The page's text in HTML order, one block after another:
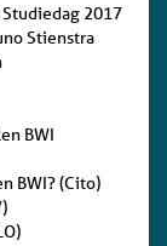
2017
Stienstra
BWI
BWI? (Cito)